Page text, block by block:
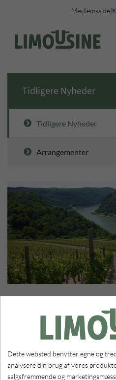
Medlemsside|
Tidligere Nyheder
Tidligere Nyheder
Arrangementer
Rejsen blev
rekordtid
Fra lørdag morgen var det muligt at
Forenings busrejse til Strasbourg,
Dette websted benytter egne og
analysere din brug af vores
salgsfremmende og